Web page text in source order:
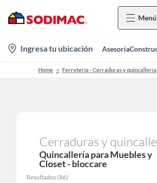
Menú
location-
icon
Ingresa tu ubicación Asesoría
Home Ferretería - Cerraduras y quincallería
Cerraduras y
Quincallería para Muebles y
Closet - bloccare
Resultados (86)